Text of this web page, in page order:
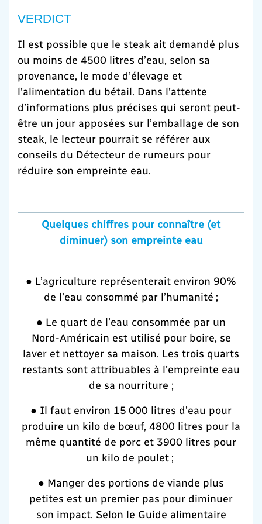
VERDICT
Il est possible que le steak ait demandé plus
ou moins de 4500 litres d’eau, selon sa
provenance, le mode d’élevage et
l’alimentation du bétail. Dans l’attente
d’informations plus précises qui seront peut-
être un jour apposées sur l’emballage de son
steak, le lecteur pourrait se référer aux
conseils du Détecteur de rumeurs pour
réduire son empreinte eau.
Quelques chiffres pour connaître (et
diminuer) son empreinte eau
● L’agriculture représenterait environ 90%
de l’eau consommé par l’humanité ;
● Le quart de l’eau consommée par un
Nord-Américain est utilisé pour boire, se
laver et nettoyer sa maison. Les trois quarts
restants sont attribuables à l’empreinte eau
de sa nourriture ;
● Il faut environ 15 000 litres d’eau pour
produire un kilo de bœuf, 4800 litres pour la
même quantité de porc et 3900 litres pour
un kilo de poulet ;
● Manger des portions de viande plus
petites est un premier pas pour diminuer
son impact. Selon le Guide alimentaire